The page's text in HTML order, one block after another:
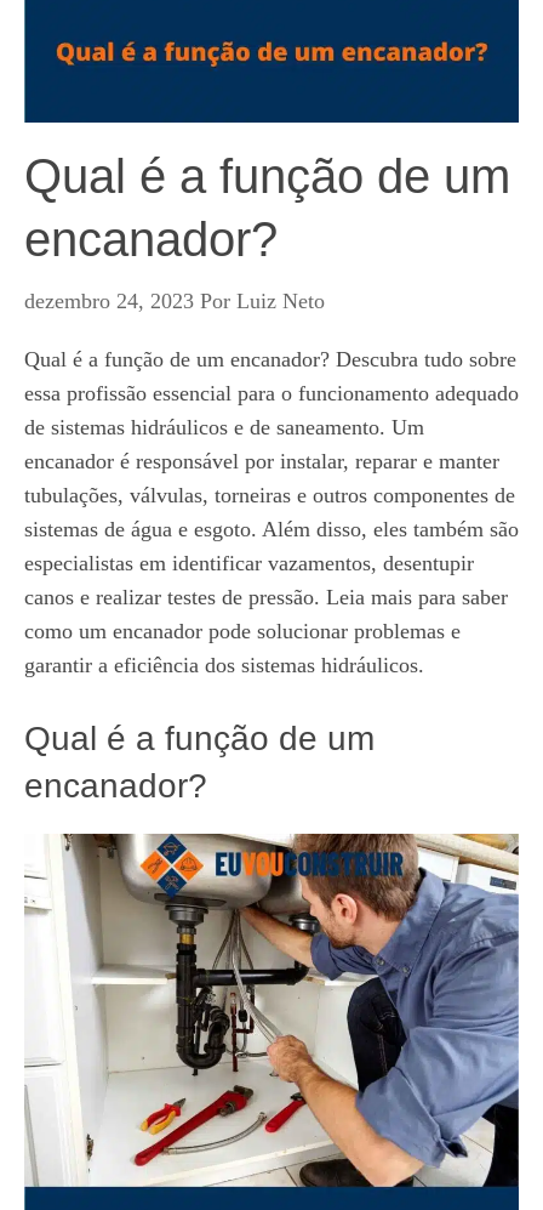
Qual é a função de um
encanador?
dezembro 24, 2023 Por Luiz Neto
Qual é a função de um encanador? Descubra tudo sobre
essa profissão essencial para o funcionamento adequado
de sistemas hidráulicos e de saneamento. Um
encanador é responsável por instalar, reparar e manter
tubulações, válvulas, torneiras e outros componentes de
sistemas de água e esgoto. Além disso, eles também são
especialistas em identificar vazamentos, desentupir
canos e realizar testes de pressão. Leia mais para saber
como um encanador pode solucionar problemas e
garantir a eficiência dos sistemas hidráulicos.
Qual é a função de um
encanador?